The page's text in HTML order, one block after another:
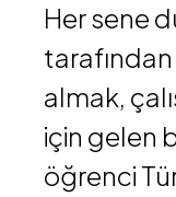
Her sene
almak,
için gelen
öğrenci